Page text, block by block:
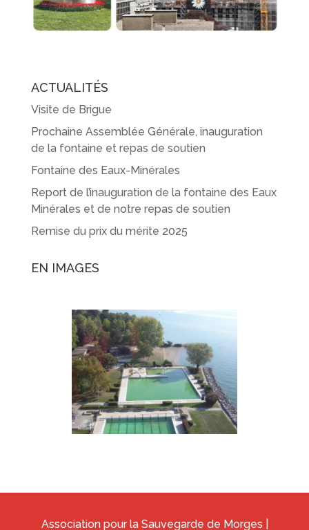
ACTUALITÉS
Visite de Brigue
Prochaine Assemblée Générale, inauguration
de la fontaine et repas de soutien
Fontaine des Eaux-Minérales
Report de l’inauguration de la fontaine des Eaux
Minérales et de notre repas de soutien
Remise du prix du mérite 2025
EN IMAGES
Association pour la Sauvegarde de Morges |